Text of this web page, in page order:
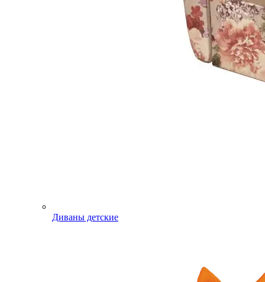
Диваны детские